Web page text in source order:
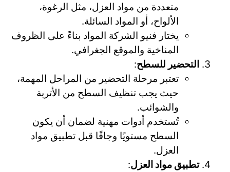
متعددة من مواد العزل، مثل الرغوة،
الألواح، أو المواد السائلة.
يختار فنيو الشركة المواد بناءً على الظروف
المناخية والموقع الجغرافي.
التحضير للسطح:
تعتبر مرحلة التحضير من المراحل المهمة،
حيث يجب تنظيف السطح من الأتربة
والشوائب.
تُستخدم أدوات مهنية لضمان أن يكون
السطح مستويًا وجافًا قبل تطبيق مواد
العزل.
تطبيق مواد العزل: